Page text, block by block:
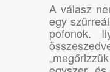
A válasz
egy
pofonok.